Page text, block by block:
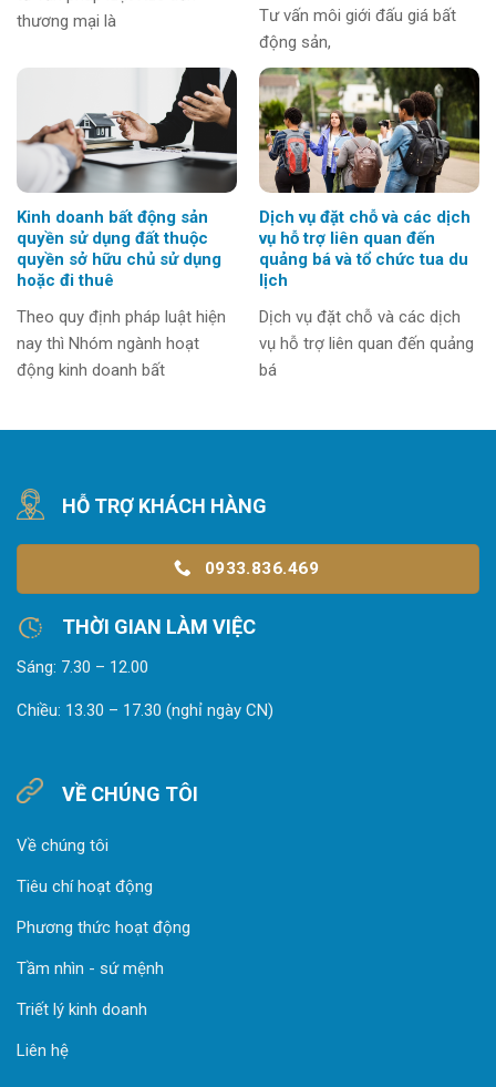
thương mại là
Tư vấn môi giới đấu giá bất
động sản,
Kinh doanh bất động sản
quyền sử dụng đất thuộc
quyền sở hữu chủ sử dụng
hoặc đi thuê
Theo quy định pháp luật hiện
nay thì Nhóm ngành hoạt
động kinh doanh bất
Dịch vụ đặt chỗ và các dịch
vụ hỗ trợ liên quan đến
quảng bá và tổ chức tua du
lịch
Dịch vụ đặt chỗ và các dịch
vụ hỗ trợ liên quan đến quảng
bá
HỖ TRỢ KHÁCH HÀNG
0933.836.469
THỜI GIAN LÀM VIỆC
Sáng: 7.30 – 12.00
Chiều: 13.30 – 17.30 (nghỉ ngày CN)
VỀ CHÚNG TÔI
Về chúng tôi
Tiêu chí hoạt động
Phương thức hoạt động
Tầm nhìn - sứ mệnh
Triết lý kinh doanh
Liên hệ